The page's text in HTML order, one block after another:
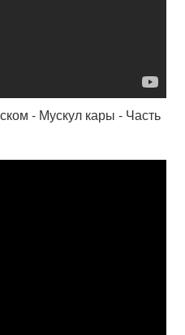
- Мускул кары - Часть